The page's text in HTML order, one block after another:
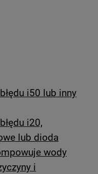
i50 lub inny
i20,
lub dioda
wody
i